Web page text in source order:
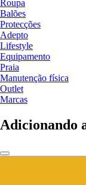
Roupa
Balões
Protecções
Adepto
Lifestyle
Equipamento
Praia
Manutenção física
Outlet
Marcas
Adicionando